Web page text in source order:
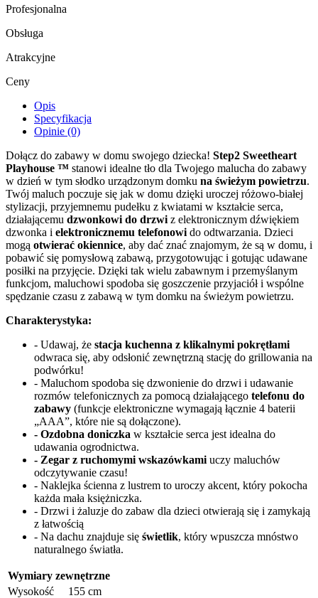
Profesjonalna
Obsługa
Atrakcyjne
Ceny
Opis
Specyfikacja
Opinie (0)
Dołącz do zabawy w domu swojego dziecka! Step2 Sweetheart
Playhouse ™ stanowi idealne tło dla Twojego malucha do zabawy
w dzień w tym słodko urządzonym domku na świeżym powietrzu.
Twój maluch poczuje się jak w domu dzięki uroczej różowo-białej
stylizacji, przyjemnemu pudełku z kwiatami w kształcie serca,
działającemu dzwonkowi do drzwi z elektronicznym dźwiękiem
dzwonka i elektronicznemu telefonowi do odtwarzania. Dzieci
mogą otwierać okiennice, aby dać znać znajomym, że są w domu, i
pobawić się pomysłową zabawą, przygotowując i gotując udawane
posiłki na przyjęcie. Dzięki tak wielu zabawnym i przemyślanym
funkcjom, maluchowi spodoba się goszczenie przyjaciół i wspólne
spędzanie czasu z zabawą w tym domku na świeżym powietrzu.
Charakterystyka:
- Udawaj, że stacja kuchenna z klikalnymi pokrętłami
odwraca się, aby odsłonić zewnętrzną stację do grillowania na
podwórku!
- Maluchom spodoba się dzwonienie do drzwi i udawanie
rozmów telefonicznych za pomocą działającego telefonu do
zabawy (funkcje elektroniczne wymagają łącznie 4 baterii
„AAA”, które nie są dołączone).
- Ozdobna doniczka w kształcie serca jest idealna do
udawania ogrodnictwa.
- Zegar z ruchomymi wskazówkami uczy maluchów
odczytywanie czasu!
- Naklejka ścienna z lustrem to uroczy akcent, który pokocha
każda mała księżniczka.
- Drzwi i żaluzje do zabaw dla dzieci otwierają się i zamykają
z łatwością
- Na dachu znajduje się świetlik, który wpuszcza mnóstwo
naturalnego światła.
Wymiary zewnętrzne
Wysokość
155 cm